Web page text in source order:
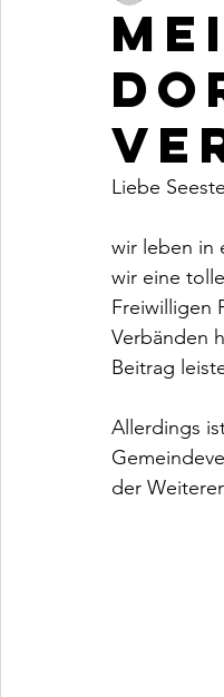
Liebe
wir leben in
wir eine
Freiwilligen
Verbänden
Beitrag
Allerdings
der